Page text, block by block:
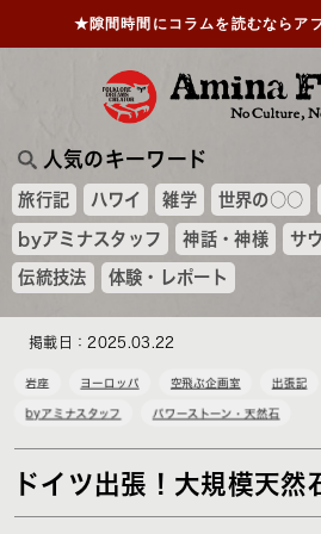
人気のキーワード
旅行記 ハワイ 雑学 世界の○○
byアミナスタッフ 神話・神様 サ
伝統技法 体験・レポート
★隙間時間にコラムを読むならア
掲載日：2025.03.22
岩座 ヨーロッパ 空飛ぶ企画室 出張記
byアミナスタッフ パワーストーン・天然石
ドイツ出張！大規模天然